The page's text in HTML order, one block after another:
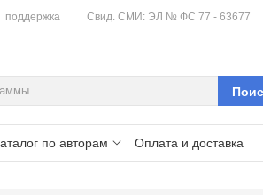
поддержка Свид. СМИ: ЭЛ № ФС 77 - 63677
по авторам Оплата и доставка